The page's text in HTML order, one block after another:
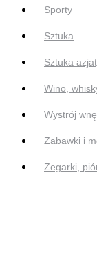
Sporty
Sztuka
Sztuka
Wino,
Wystrój
Zabawki i
Zegarki,